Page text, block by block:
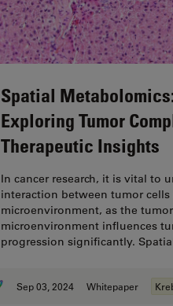
Spatial Metabolomics:
Exploring Tumor
Therapeutic Insights
In cancer research, it is vital to
interaction between tumor
microenvironment, as the tumor
microenvironment influences
progression significantly.
Sep 03, 2024 Whitepaper